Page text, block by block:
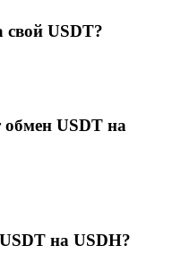
свой USDT?
USDT на
на USDH?